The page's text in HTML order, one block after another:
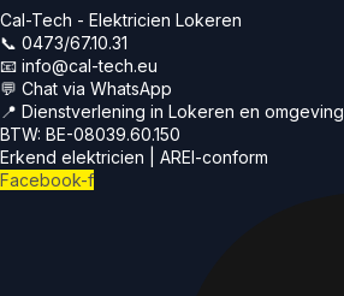
Cal-Tech - Elektricien Lokeren
📞 0473/67.10.31
📧 info@cal-tech.eu
💬 Chat via WhatsApp
📍 Dienstverlening in Lokeren en omgeving
BTW: BE-08039.60.150
Erkend elektricien | AREI-conform
Facebook-f